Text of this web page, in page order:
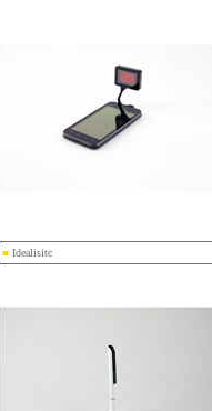
■ Idealisitc